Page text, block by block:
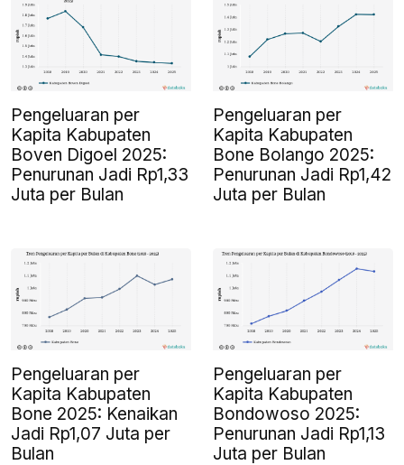
Pengeluaran per
Kapita Kabupaten
Boven Digoel 2025:
Penurunan Jadi Rp1,33
Juta per Bulan
Pengeluaran per
Kapita Kabupaten
Bone Bolango 2025:
Penurunan Jadi Rp1,42
Juta per Bulan
Pengeluaran per
Kapita Kabupaten
Bone 2025: Kenaikan
Jadi Rp1,07 Juta per
Bulan
Pengeluaran per
Kapita Kabupaten
Bondowoso 2025:
Penurunan Jadi Rp1,13
Juta per Bulan